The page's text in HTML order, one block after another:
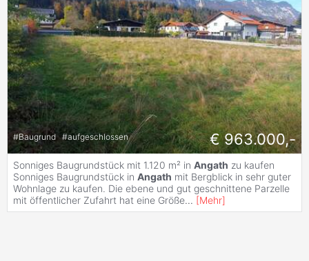
#Baugrund #aufgeschlossen € 963.000,-
Sonniges Baugrundstück mit 1.120 m² in Angath zu kaufen
Sonniges Baugrundstück in Angath mit Bergblick in sehr guter
Wohnlage zu kaufen. Die ebene und gut geschnittene Parzelle
mit öffentlicher Zufahrt hat eine Größe... [Mehr]